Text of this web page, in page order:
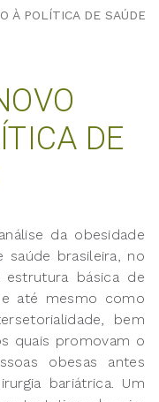
À POLÍTICA DE SAÚDE
DE
da obesidade
brasileira, no
básica de
e até mesmo como
bem
quais promovam o
obesas antes
bariátrica. Um